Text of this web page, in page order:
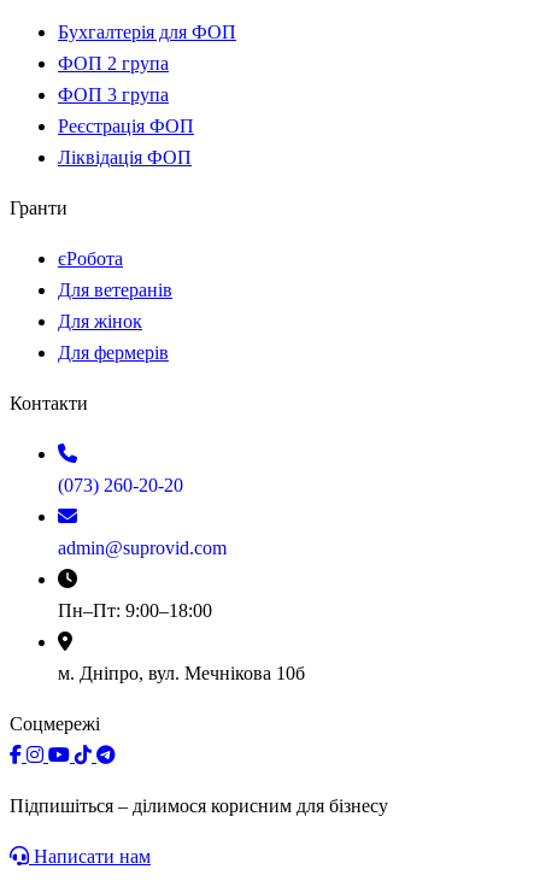
Бухгалтерія для ФОП
ФОП 2 група
ФОП 3 група
Реєстрація ФОП
Ліквідація ФОП
Гранти
єРобота
Для ветеранів
Для жінок
Для фермерів
Контакти
(073) 260-20-20
admin@suprovid.com
Пн–Пт: 9:00–18:00
м. Дніпро, вул. Мечнікова 10б
Соцмережі
Підпишіться – ділимося корисним для бізнесу
Написати нам